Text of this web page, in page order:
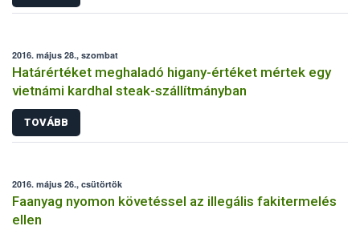
2016. május 28., szombat
Határértéket meghaladó higany-értéket mértek egy
vietnámi kardhal steak-szállítmányban
TOVÁBB
2016. május 26., csütörtök
Faanyag nyomon követéssel az illegális fakitermelés
ellen